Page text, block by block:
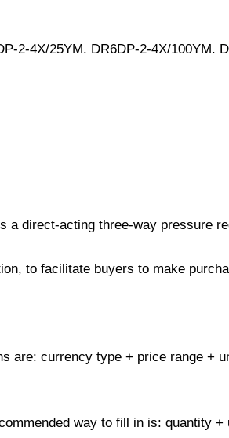
2-4X/25YM. DR6DP-2-4X/100YM.
a direct-acting three-way pressure
to facilitate buyers to make
are: currency type + price range +
way to fill in is: quantity +